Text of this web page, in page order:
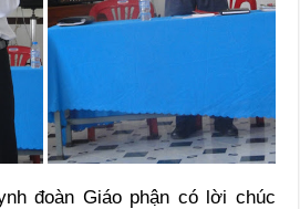
đoàn Giáo phận có lời chúc